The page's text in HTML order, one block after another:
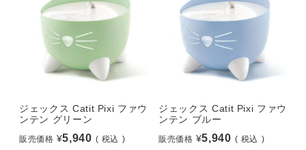
ジェックス Catit Pixi ファウ
ンテン グリーン
販売価格 ¥5,940
税込
ジェックス Catit Pixi ファウ
ンテン ブルー
販売価格 ¥5,940
税込